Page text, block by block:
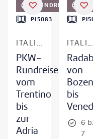
RUNDREISE
PI5083
ITALIEN
PKW-
Rundreise
vom
Trentino
bis
zur
Adria
ITALIEN - SÜDTIROL & VENETIEN
von
Bozen
bis
6
7